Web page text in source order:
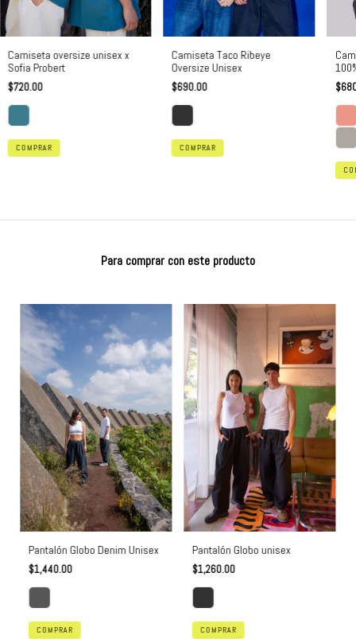
Camiseta oversize unisex x
Sofia Probert
$720.00
COMPRAR
Camiseta Taco Ribeye
Oversize Unisex
$690.00
COMPRAR
Para comprar con este producto
Pantalón Globo Denim Unisex
$1,440.00
COMPRAR
Pantalón Globo unisex
$1,260.00
COMPRAR